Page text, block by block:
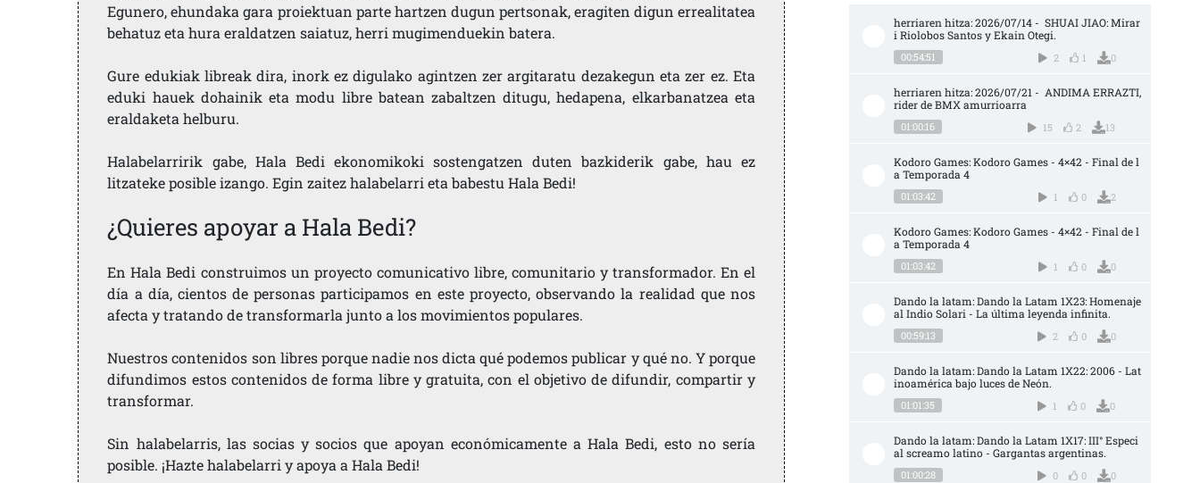
Egunero, ehundaka gara proiektuan parte hartzen dugun pertsonak, eragiten digun errealitatea
behatuz eta hura eraldatzen saiatuz, herri mugimenduekin batera.
Gure edukiak libreak dira, inork ez digulako agintzen zer argitaratu dezakegun eta zer ez. Eta
eduki hauek dohainik eta modu libre batean zabaltzen ditugu, hedapena, elkarbanatzea eta
eraldaketa helburu.
Halabelarririk gabe, Hala Bedi ekonomikoki sostengatzen duten bazkiderik gabe, hau ez
litzateke posible izango. Egin zaitez halabelarri eta babestu Hala Bedi!
¿Quieres apoyar a Hala Bedi?
En Hala Bedi construimos un proyecto comunicativo libre, comunitario y transformador. En el
día a día, cientos de personas participamos en este proyecto, observando la realidad que nos
afecta y tratando de transformarla junto a los movimientos populares.
Nuestros contenidos son libres porque nadie nos dicta qué podemos publicar y qué no. Y porque
difundimos estos contenidos de forma libre y gratuita, con el objetivo de difundir, compartir y
transformar.
Sin halabelarris, las socias y socios que apoyan económicamente a Hala Bedi, esto no sería
posible. ¡Hazte halabelarri y apoya a Hala Bedi!
herriaren hitza: 2026/07/14 -  SHUAI JIAO: Mirar
i Riolobos Santos y Ekain Otegi.
00:54:51 2 1 0
herriaren hitza: 2026/07/21 -  ANDIMA ERRAZTI,
rider de BMX amurrioarra
01:00:16 15 2 13
Kodoro Games: Kodoro Games - 4×42 - Final de l
a Temporada 4
01:03:42 1 0 2
Kodoro Games: Kodoro Games - 4×42 - Final de l
a Temporada 4
01:03:42 1 0 0
Dando la latam: Dando la Latam 1X23: Homenaje
al Indio Solari - La última leyenda infinita.
00:59:13 2 0 0
Dando la latam: Dando la Latam 1X22: 2006 - Lat
inoamérica bajo luces de Neón.
01:01:35 1 0 0
Dando la latam: Dando la Latam 1X17: III° Especi
al screamo latino - Gargantas argentinas.
01:00:28 0 0 0